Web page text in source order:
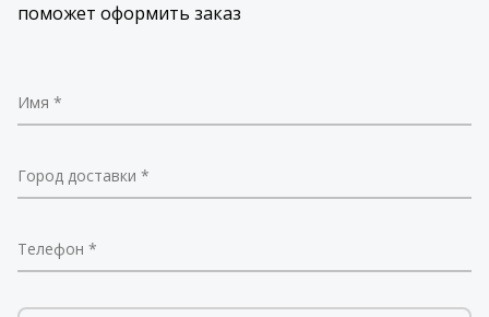
поможет оформить заказ
Имя
Город доставки
Телефон